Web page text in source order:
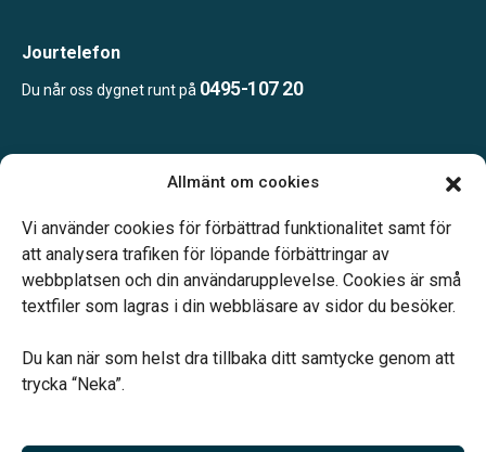
Allmänt om cookies
Vi använder cookies för förbättrad funktionalitet samt för
att analysera trafiken för löpande förbättringar av
webbplatsen och din användarupplevelse. Cookies är små
textfiler som lagras i din webbläsare av sidor du besöker.
Du kan när som helst dra tillbaka ditt samtycke genom att
trycka “Neka”.
Jourtelefon
Du når oss dygnet runt på 0495-107 20
Telefonjour dygnet runt.
Vårt systerbolag Verahill hjälper dig med familjejuridiken –